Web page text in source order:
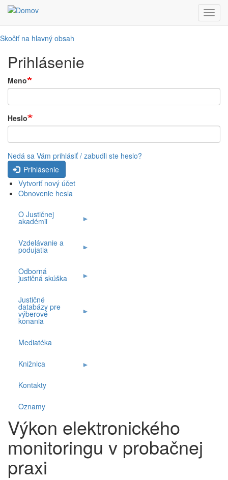
Skočiť na hlavný obsah
Prihlásenie
Meno
Heslo
Nedá sa Vám prihlásiť / zabudli ste heslo?
Prihlásenie
Vytvoriť nový účet
Obnovenie hesla
O Justičnej
akadémii
Vzdelávanie a
podujatia
Odborná
justičná skúška
Justičné
databázy pre
výberové
konania
Mediatéka
Knižnica
Kontakty
Oznamy
Výkon elektronického
monitoringu v probačnej
praxi